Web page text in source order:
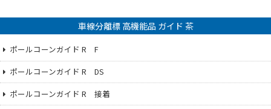
車線分離標 高機能品 ガイド 茶
ポールコーンガイド R F
ポールコーンガイド R DS
ポールコーンガイド R 接着